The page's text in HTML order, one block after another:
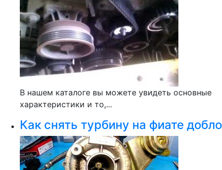
В нашем каталоге вы можете увидеть основные
характеристики и то,...
Как снять турбину на фиате добло